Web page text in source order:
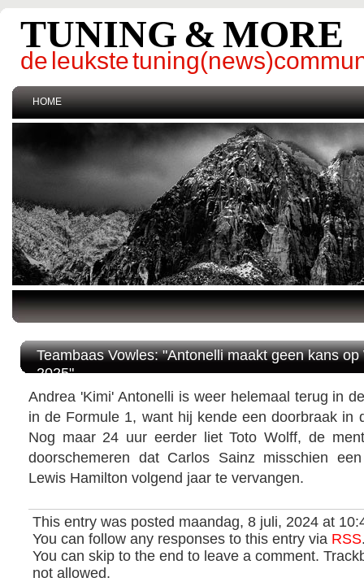
TUNING & MORE
de leukste
HOME
Teambaas Vowles: "Antonelli maakt geen kans
2025"
Andrea 'Kimi' Antonelli is weer helemaal terug in
in de Formule 1, want hij kende een doorbraak in
Nog maar 24 uur eerder liet Toto Wolff, de
doorschemeren dat Carlos Sainz misschien
Lewis Hamilton volgend jaar te vervangen.
This entry was posted maandag, 8 juli, 2024 at
You can follow any responses to this entry via RSS
You can skip to the end to leave a comment.
not allowed.